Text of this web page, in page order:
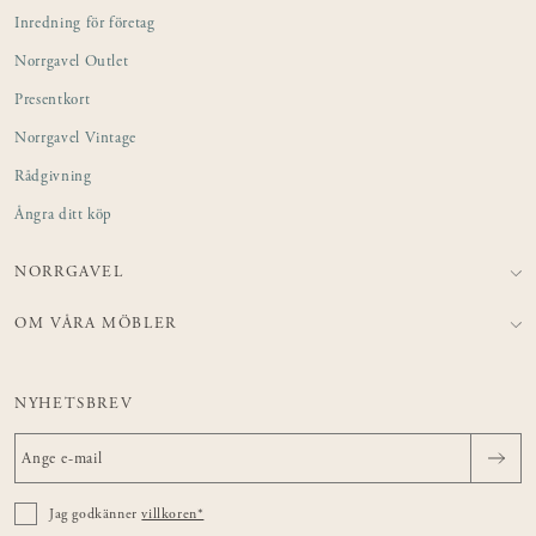
Inredning för företag
Norrgavel Outlet
Presentkort
Norrgavel Vintage
Rådgivning
Ångra ditt köp
NORRGAVEL
OM VÅRA MÖBLER
NYHETSBREV
Jag godkännervillkoren*